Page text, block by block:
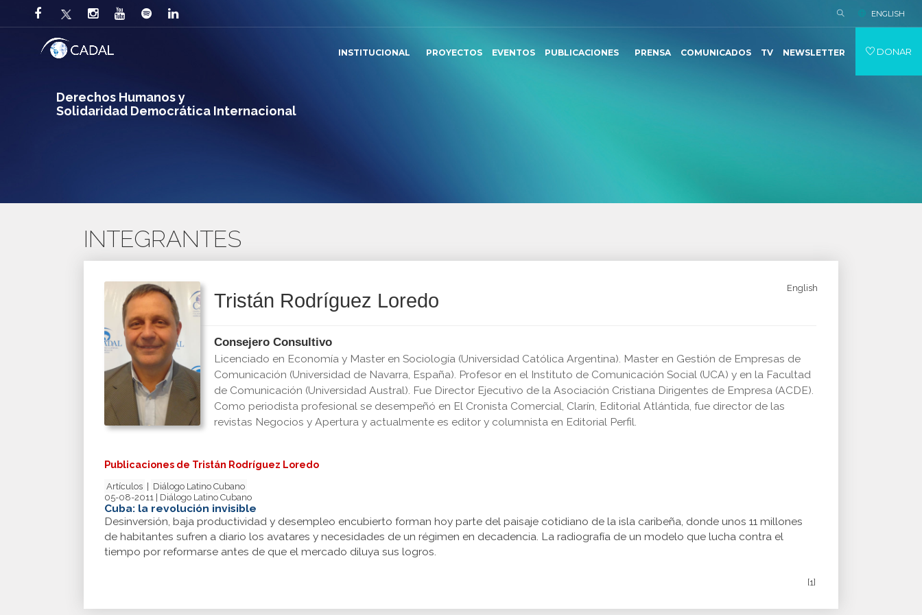
Derechos Humanos y
Solidaridad Democrática Internacional
ENGLISH
INSTITUCIONAL PROYECTOS EVENTOS PUBLICACIONES PRENSA COMUNICADOS TV NEWSLETTER DONAR
INTEGRANTES
English
Tristán Rodríguez Loredo
Consejero Consultivo
Licenciado en Economía y Master en Sociología (Universidad Católica Argentina). Master en Gestión de Empresas de
Comunicación (Universidad de Navarra, España). Profesor en el Instituto de Comunicación Social (UCA) y en la Facultad
de Comunicación (Universidad Austral). Fue Director Ejecutivo de la Asociación Cristiana Dirigentes de Empresa (ACDE).
Como periodista profesional se desempeñó en El Cronista Comercial, Clarín, Editorial Atlántida, fue director de las
revistas Negocios y Apertura y actualmente es editor y columnista en Editorial Perfil.
Publicaciones de Tristán Rodríguez Loredo
Artículos
Diálogo Latino Cubano
05-08-2011 | Diálogo Latino Cubano
Cuba: la revolución invisible
Desinversión, baja productividad y desempleo encubierto forman hoy parte del paisaje cotidiano de la isla caribeña, donde unos 11 millones
de habitantes sufren a diario los avatares y necesidades de un régimen en decadencia. La radiografía de un modelo que lucha contra el
tiempo por reformarse antes de que el mercado diluya sus logros.
[1]